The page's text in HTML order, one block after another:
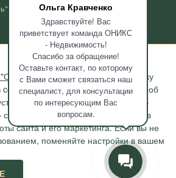
Ольга Кравченко
Здравствуйте! Вас
приветствует команда ОНИКС
- Недвижимость!
Спасибо за обращение!
Оставьте контакт, по которому
с Вами сможет связаться наш
специалист, для консультации
по интересующим Вас
вопросам.
Недвижимость"на обработку
сведений о моих действиях, об
даты и время сессии, IP-
помощью метрических программ в
сайта и его маркетинга. Если вы не
поменяйте настройки в вашем
в Сочи, квартиры в Сочи